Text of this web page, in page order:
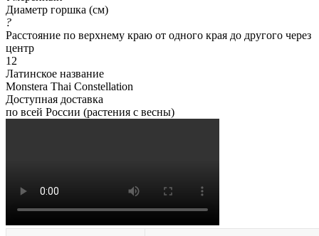
Диаметр горшка (см)
?
Расстояние по верхнему краю от одного края до другого через
центр
12
Латинское название
Monstera Thai Constellation
Доступная доставка
по всей России (растения с весны)